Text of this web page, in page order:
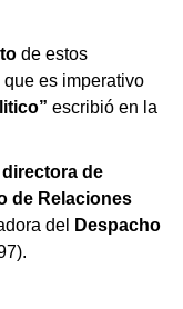
de estos
que es imperativo
escribió en la
directora de
de Relaciones
del
Despacho